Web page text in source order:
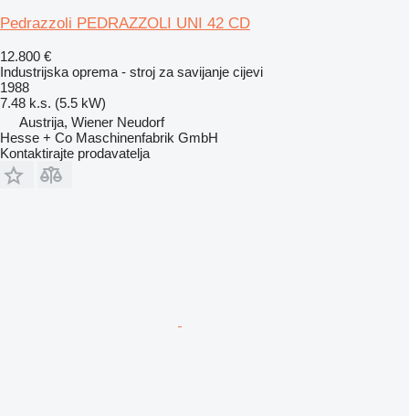
Pedrazzoli PEDRAZZOLI UNI 42 CD
12.800 €
Industrijska oprema - stroj za savijanje cijevi
1988
7.48 k.s. (5.5 kW)
Austrija, Wiener Neudorf
Hesse + Co Maschinenfabrik GmbH
Kontaktirajte prodavatelja